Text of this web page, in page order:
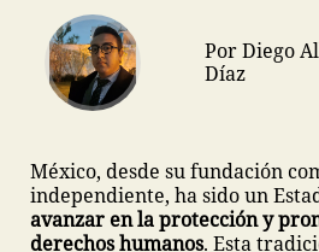
Por Diego
Díaz
México, desde su fundación
independiente, ha sido un
avanzar en la protección y
derechos humanos. Esta